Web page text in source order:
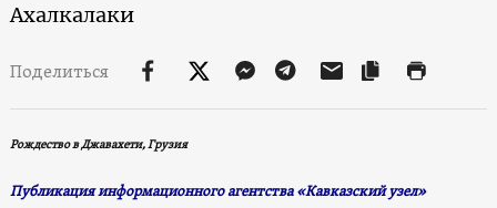
Ахалкалаки
Поделиться
Рождество в Джавахети, Грузия
Публикация информационного агентства «Кавказский узел»